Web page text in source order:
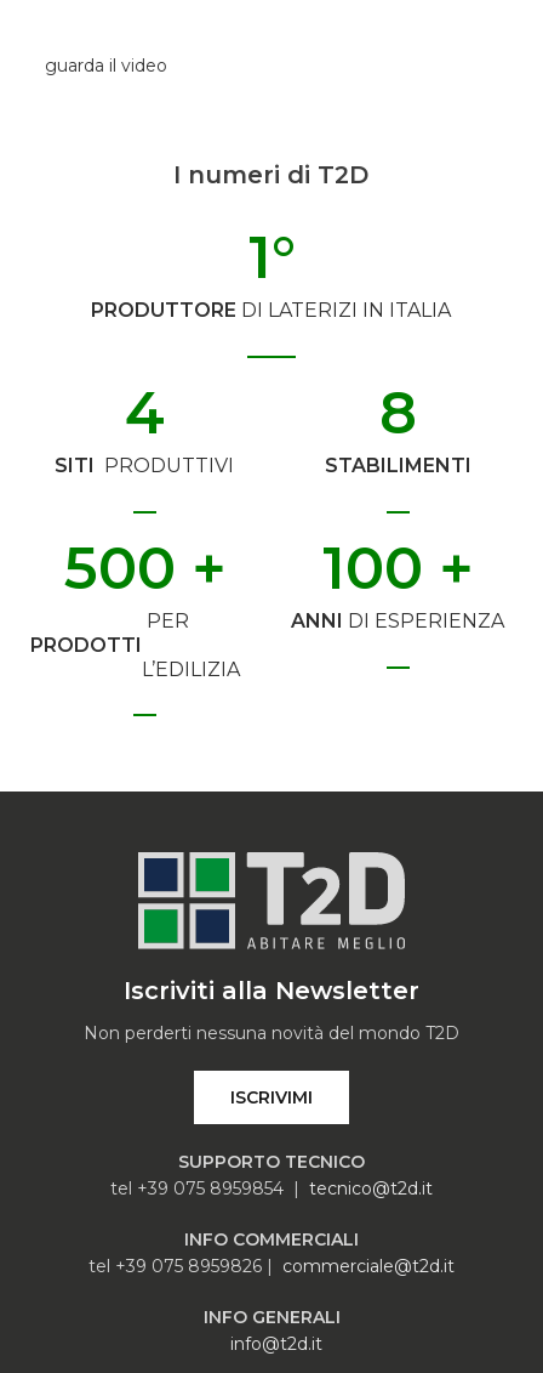
guarda il video
I numeri di T2D
PRODUTTORE DI LATERIZI IN ITALIA
1°
SITI PRODUTTIVI
4
STABILIMENTI
8
PRODOTTI
PER
L’EDILIZIA
500 +
ANNI DI ESPERIENZA
100 +
Iscriviti alla Newsletter
Non perderti nessuna novità del mondo T2D
ISCRIVIMI
SUPPORTO TECNICO
tel +39 075 8959854 | tecnico@t2d.it
INFO COMMERCIALI
tel +39 075 8959826 | commerciale@t2d.it
INFO GENERALI
info@t2d.it